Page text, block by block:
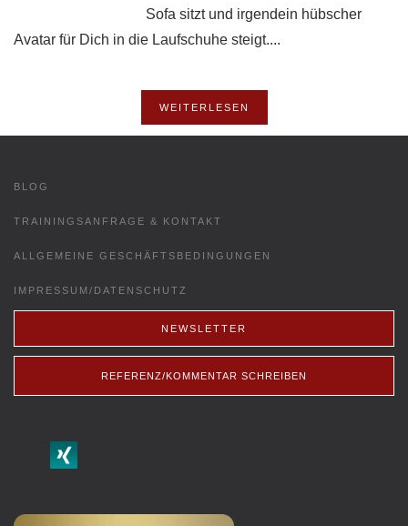
Sofa sitzt und irgendein hübscher
Avatar für Dich in die Laufschuhe steigt....
WEITERLESEN
BLOG
TRAININGSANFRAGE & KONTAKT
ALLGEMEINE GESCHÄFTSBEDINGUNGEN
IMPRESSUM/DATENSCHUTZ
NEWSLETTER
REFERENZ/KOMMENTAR SCHREIBEN